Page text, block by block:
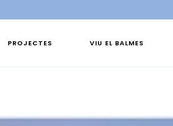
PROJECTES VIU EL BALMES